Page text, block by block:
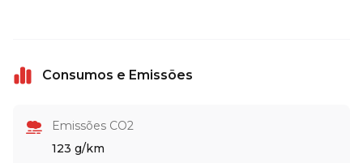
Consumos e Emissões
Emissões CO2
123 g/km